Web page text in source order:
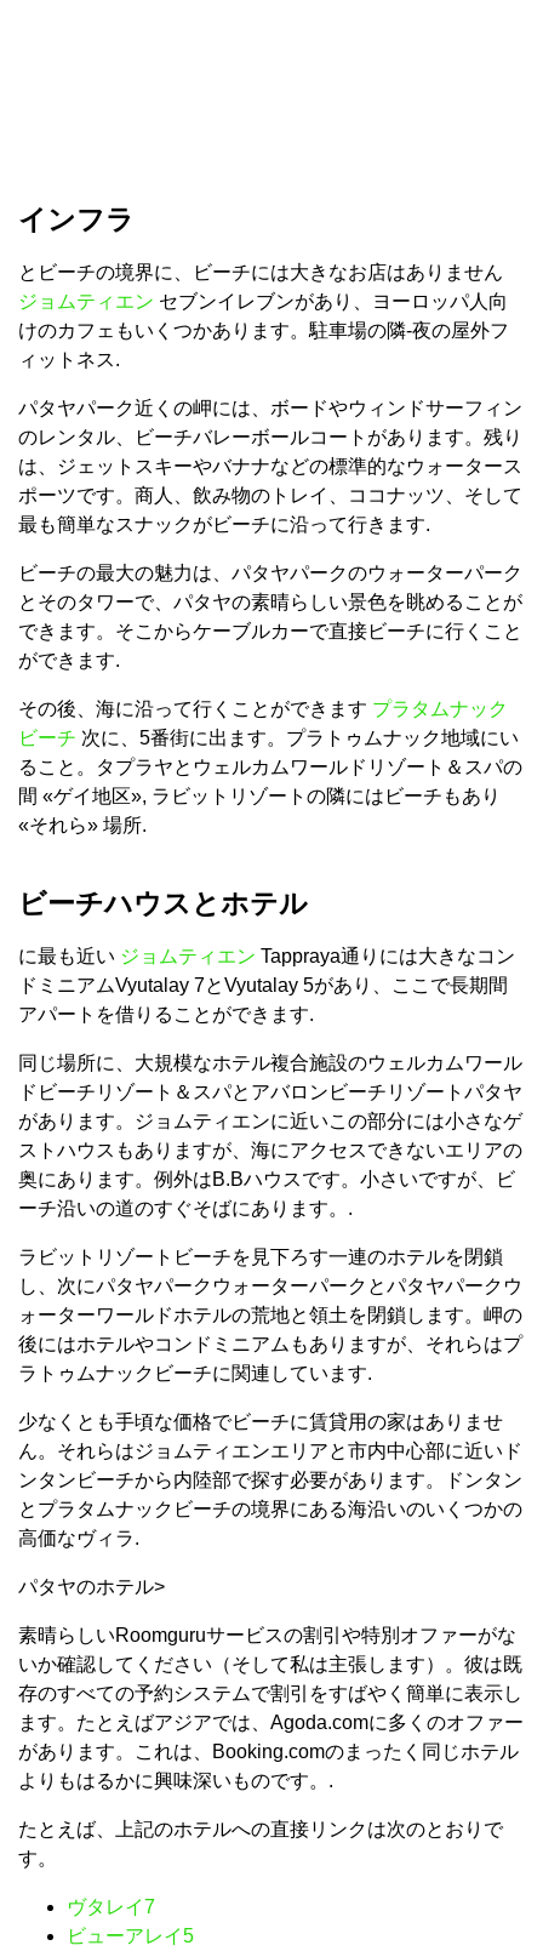
インフラ
とビーチの境界に、ビーチには大きなお店はありません
ジョムティエン セブンイレブンがあり、ヨーロッパ人向
けのカフェもいくつかあります。駐車場の隣-夜の屋外フ
ィットネス.
パタヤパーク近くの岬には、ボードやウィンドサーフィン
のレンタル、ビーチバレーボールコートがあります。残り
は、ジェットスキーやバナナなどの標準的なウォータース
ポーツです。商人、飲み物のトレイ、ココナッツ、そして
最も簡単なスナックがビーチに沿って行きます.
ビーチの最大の魅力は、パタヤパークのウォーターパーク
とそのタワーで、パタヤの素晴らしい景色を眺めることが
できます。そこからケーブルカーで直接ビーチに行くこと
ができます.
その後、海に沿って行くことができます プラタムナック
ビーチ 次に、5番街に出ます。プラトゥムナック地域にい
ること。タプラヤとウェルカムワールドリゾート＆スパの
間 «ゲイ地区», ラビットリゾートの隣にはビーチもあり
«それら» 場所.
ビーチハウスとホテル
に最も近い ジョムティエン Tappraya通りには大きなコン
ドミニアムVyutalay 7とVyutalay 5があり、ここで長期間
アパートを借りることができます.
同じ場所に、大規模なホテル複合施設のウェルカムワール
ドビーチリゾート＆スパとアバロンビーチリゾートパタヤ
があります。ジョムティエンに近いこの部分には小さなゲ
ストハウスもありますが、海にアクセスできないエリアの
奥にあります。例外はB.Bハウスです。小さいですが、ビ
ーチ沿いの道のすぐそばにあります。.
ラビットリゾートビーチを見下ろす一連のホテルを閉鎖
し、次にパタヤパークウォーターパークとパタヤパークウ
ォーターワールドホテルの荒地と領土を閉鎖します。岬の
後にはホテルやコンドミニアムもありますが、それらはプ
ラトゥムナックビーチに関連しています.
少なくとも手頃な価格でビーチに賃貸用の家はありませ
ん。それらはジョムティエンエリアと市内中心部に近いド
ンタンビーチから内陸部で探す必要があります。ドンタン
とプラタムナックビーチの境界にある海沿いのいくつかの
高価なヴィラ.
パタヤのホテル>
素晴らしいRoomguruサービスの割引や特別オファーがな
いか確認してください（そして私は主張します）。彼は既
存のすべての予約システムで割引をすばやく簡単に表示し
ます。たとえばアジアでは、Agoda.comに多くのオファー
があります。これは、Booking.comのまったく同じホテル
よりもはるかに興味深いものです。.
たとえば、上記のホテルへの直接リンクは次のとおりで
す。
ヴタレイ7
ビューアレイ5